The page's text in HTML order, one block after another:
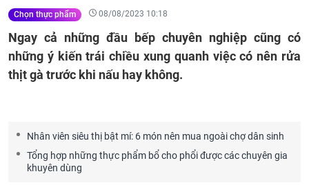
Chọn thực phẩm 08/08/2023 10:18
Ngay cả những đầu bếp chuyên nghiệp cũng có
những ý kiến trái chiều xung quanh việc có nên rửa
thịt gà trước khi nấu hay không.
Nhân viên siêu thị bật mí: 6 món nên mua ngoài chợ dân sinh
Tổng hợp những thực phẩm bổ cho phổi được các chuyên gia
khuyên dùng